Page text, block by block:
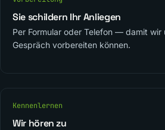
Sie schildern Ihr Anliegen
Per Formular oder Telefon — damit wir
Gespräch vorbereiten können.
Kennenlernen
Wir hören zu